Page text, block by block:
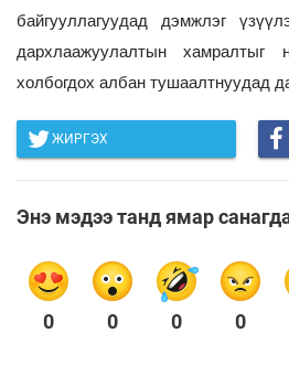
байгууллагуудад дэмжлэг
дархлаажуулалтын хамралтыг
холбогдох албан тушаалтнуудад
ЖИРГЭХ
Энэ мэдээ танд ямар
0 0 0 0